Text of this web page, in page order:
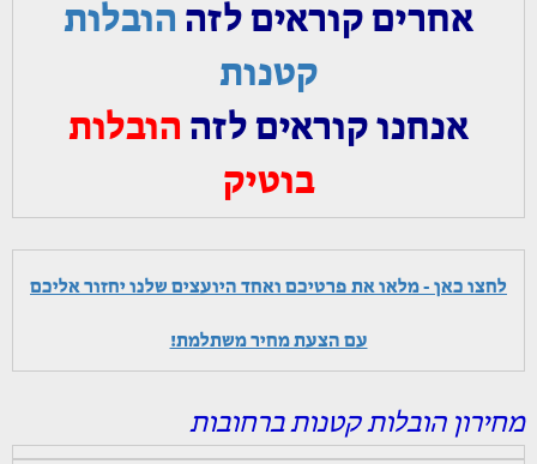
אחרים קוראים לזה הובלות
קטנות
אנחנו קוראים לזה הובלות
בוטיק
לחצו כאן - מלאו את פרטיכם ואחד היועצים שלנו יחזור אליכם
עם הצעת מחיר משתלמת!
מחירון הובלות קטנות ברחובות